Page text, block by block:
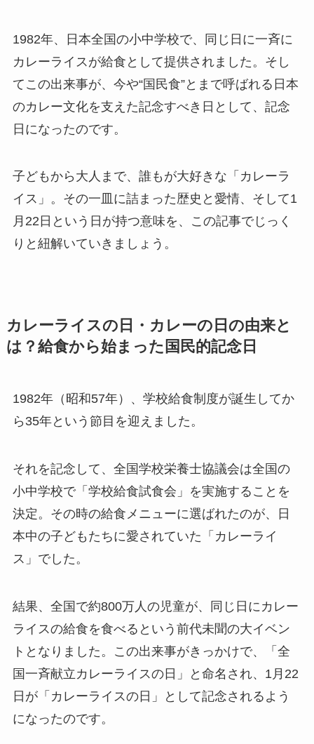
1982年、日本全国の小中学校で、同じ日に一斉に
カレーライスが給食として提供されました。そし
てこの出来事が、今や“国民食”とまで呼ばれる日本
のカレー文化を支えた記念すべき日として、記念
日になったのです。
子どもから大人まで、誰もが大好きな「カレーラ
イス」。その一皿に詰まった歴史と愛情、そして1
月22日という日が持つ意味を、この記事でじっく
りと紐解いていきましょう。
カレーライスの日・カレーの日の由来と
は？給食から始まった国民的記念日
1982年（昭和57年）、学校給食制度が誕生してか
ら35年という節目を迎えました。
それを記念して、全国学校栄養士協議会は全国の
小中学校で「学校給食試食会」を実施することを
決定。その時の給食メニューに選ばれたのが、日
本中の子どもたちに愛されていた「カレーライ
ス」でした。
結果、全国で約800万人の児童が、同じ日にカレー
ライスの給食を食べるという前代未聞の大イベン
トとなりました。この出来事がきっかけで、「全
国一斉献立カレーライスの日」と命名され、1月22
日が「カレーライスの日」として記念されるよう
になったのです。